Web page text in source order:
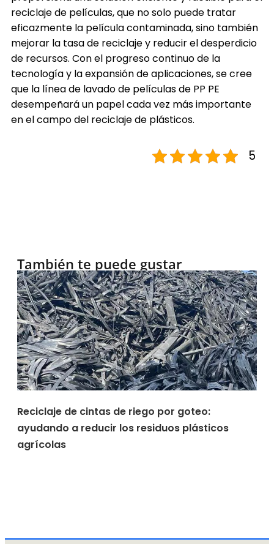
reciclaje de películas, que no solo puede tratar
eficazmente la película contaminada, sino también
mejorar la tasa de reciclaje y reducir el desperdicio
de recursos. Con el progreso continuo de la
tecnología y la expansión de aplicaciones, se cree
que la línea de lavado de películas de PP PE
desempeñará un papel cada vez más importante
en el campo del reciclaje de plásticos.
5
También te puede gustar
Reciclaje de cintas de riego por goteo:
ayudando a reducir los residuos plásticos
agrícolas